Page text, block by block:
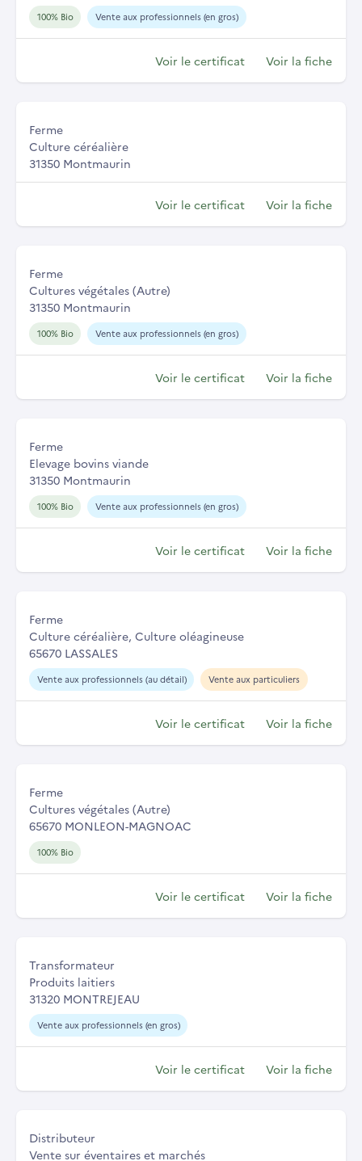
100% Bio Vente aux professionnels (en gros)
Voir le certificat Voir la fiche
Ferme
Culture céréalière
31350 Montmaurin
Voir le certificat Voir la fiche
Ferme
Cultures végétales (Autre)
31350 Montmaurin
100% Bio Vente aux professionnels (en gros)
Voir le certificat Voir la fiche
Ferme
Elevage bovins viande
31350 Montmaurin
100% Bio Vente aux professionnels (en gros)
Voir le certificat Voir la fiche
Ferme
Culture céréalière, Culture oléagineuse
65670 LASSALES
Vente aux professionnels (au détail) Vente aux particuliers
Voir le certificat Voir la fiche
Ferme
Cultures végétales (Autre)
65670 MONLEON-MAGNOAC
100% Bio
Voir le certificat Voir la fiche
Transformateur
Produits laitiers
31320 MONTREJEAU
Vente aux professionnels (en gros)
Voir le certificat Voir la fiche
Distributeur
Vente sur éventaires et marchés